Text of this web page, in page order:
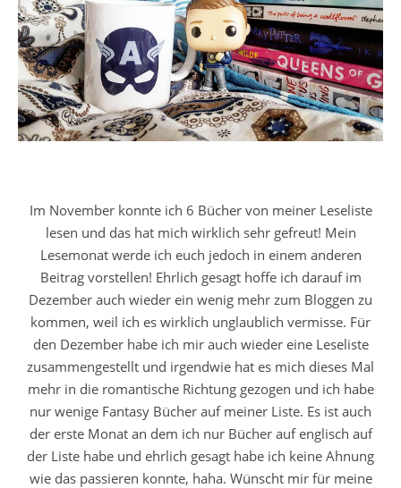
Im November konnte ich 6 Bücher von meiner Leseliste
lesen und das hat mich wirklich sehr gefreut! Mein
Lesemonat werde ich euch jedoch in einem anderen
Beitrag vorstellen! Ehrlich gesagt hoffe ich darauf im
Dezember auch wieder ein wenig mehr zum Bloggen zu
kommen, weil ich es wirklich unglaublich vermisse. Für
den Dezember habe ich mir auch wieder eine Leseliste
zusammengestellt und irgendwie hat es mich dieses Mal
mehr in die romantische Richtung gezogen und ich habe
nur wenige Fantasy Bücher auf meiner Liste. Es ist auch
der erste Monat an dem ich nur Bücher auf englisch auf
der Liste habe und ehrlich gesagt habe ich keine Ahnung
wie das passieren konnte, haha. Wünscht mir für meine